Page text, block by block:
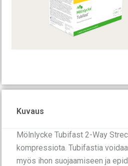
Kuvaus
Mölnlycke Tubifast 2-Way
kompressiota. Tubifastia
myös ihon suojaamiseen ja